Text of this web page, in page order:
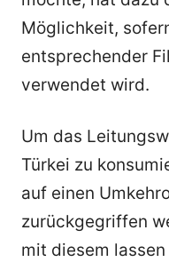
Möglichkeit,
entsprechender
verwendet wird.
Um das
Türkei zu
auf einen
zurückgegriffen
mit diesem